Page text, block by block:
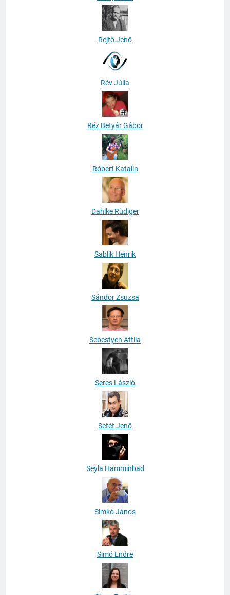
Rátky Péter
Rév Júlia
Réz Betyár Gábor
Róbert Katalin
Dahlke Rüdiger
Sablik Henrik
Sándor Zsuzsa
Sebestyen Attila
Seres László
Setét Jenő
Seyla Hamminbad
Simkó János
Simó Endre